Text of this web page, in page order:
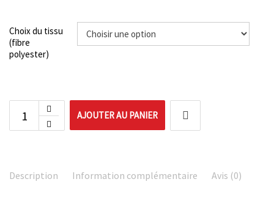
Choix du tissu
(fibre
polyester)
AJOUTER AU PANIER
Description Information complémentaire Avis (0)